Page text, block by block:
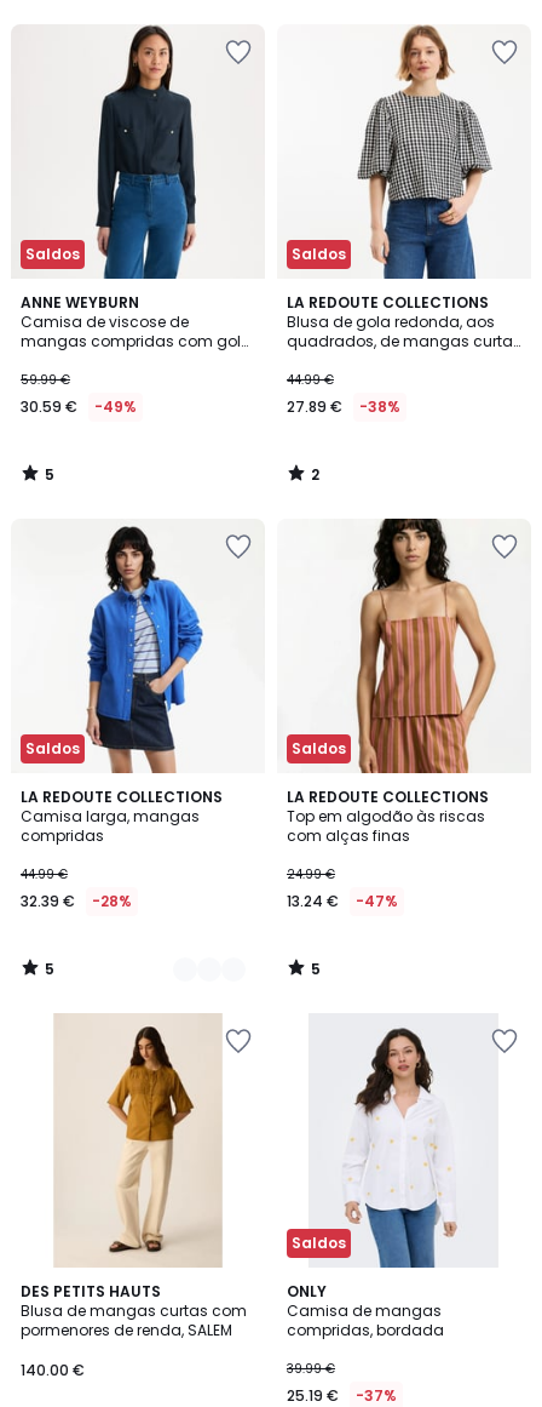
Saldos
ANNE WEYBURN
Camisa de viscose de
mangas compridas com gola
59.99 €
30.59 € -49%
5
/
5
5
/
Saldos
LA REDOUTE COLLECTIONS
Blusa de gola redonda, aos
quadrados, de mangas curtas
44.99 €
27.89 € -38%
2
/
5
2
/
Saldos
LA REDOUTE COLLECTIONS
Camisa larga, mangas
compridas
44.99 €
32.39 € -28%
5
/
5
2
Cores
5
/
Saldos
LA REDOUTE COLLECTIONS
Top em algodão às riscas
com alças finas
24.99 €
13.24 € -47%
5
/
5
5
/
DES PETITS HAUTS
Blusa de mangas curtas com
pormenores de renda, SALEM
140.00 €
Saldos
ONLY
Camisa de mangas
compridas, bordada
39.99 €
25.19 € -37%
4
/
5
2
Cores